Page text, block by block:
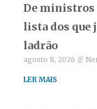
De ministros
lista dos que
ladrão
agosto 8, 2026
LER MAIS